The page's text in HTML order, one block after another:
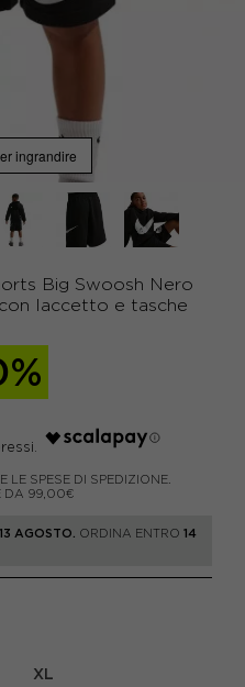
ingrandire
Big Swoosh Nero
laccetto e tasche
LE SPESE DI SPEDIZIONE.
DA 99,00€
AGOSTO. ORDINA ENTRO 14
XL